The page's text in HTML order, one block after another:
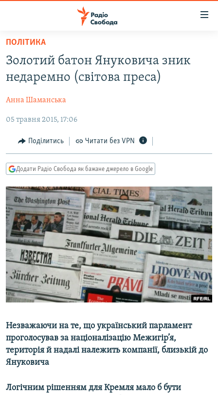
Перейти
основного
матеріалу
Перейти
до
навігації
Перейти
пошуку
РАДІО СВОБОДА – 70 РОКІВ
СТАТТІ
ПОЛІТИКА
ЕКОНОМІКА
СУСПІЛЬСТВО
СПОРТ
УКРАЇНА
СВІТ
ВІЙНА
РОСІЙСЬКА «ФІЛЬТРАЦІЯ»
ДОНБАС.РЕАЛІЇ
КРИМ.РЕАЛІЇ
ТИ ЯК?
СХЕМИ
КИТАЙ.ВИКЛИКИ
МУЛЬТИМЕДІА
ФОТО
СПЕЦПРОЄКТИ
ПОДКАСТИ
УКР
КТАТ
ПОЛІТИКА
Золотий батон Януковича зник
недаремно (світова преса)
Анна Шаманська
05 травня 2015, 17:06
Поділитись Читати без VPN
Додати Радіо Свобода як бажане джерело в Google
Незважаючи на те, що український парламент
проголосував за націоналізацію Межигір’я,
територія й надалі належить компанії, близькій до
Януковича
Логічним рішенням для Кремля мало б бути